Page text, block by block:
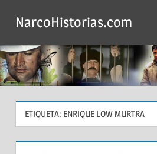
contenido
NarcoHistorias.com
ETIQUETA: ENRIQUE LOW MURTRA